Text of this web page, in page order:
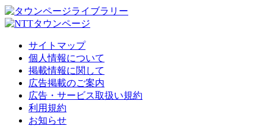
サイトマップ
個人情報について
掲載情報に関して
広告掲載のご案内
広告・サービス取扱い規約
利用規約
お知らせ